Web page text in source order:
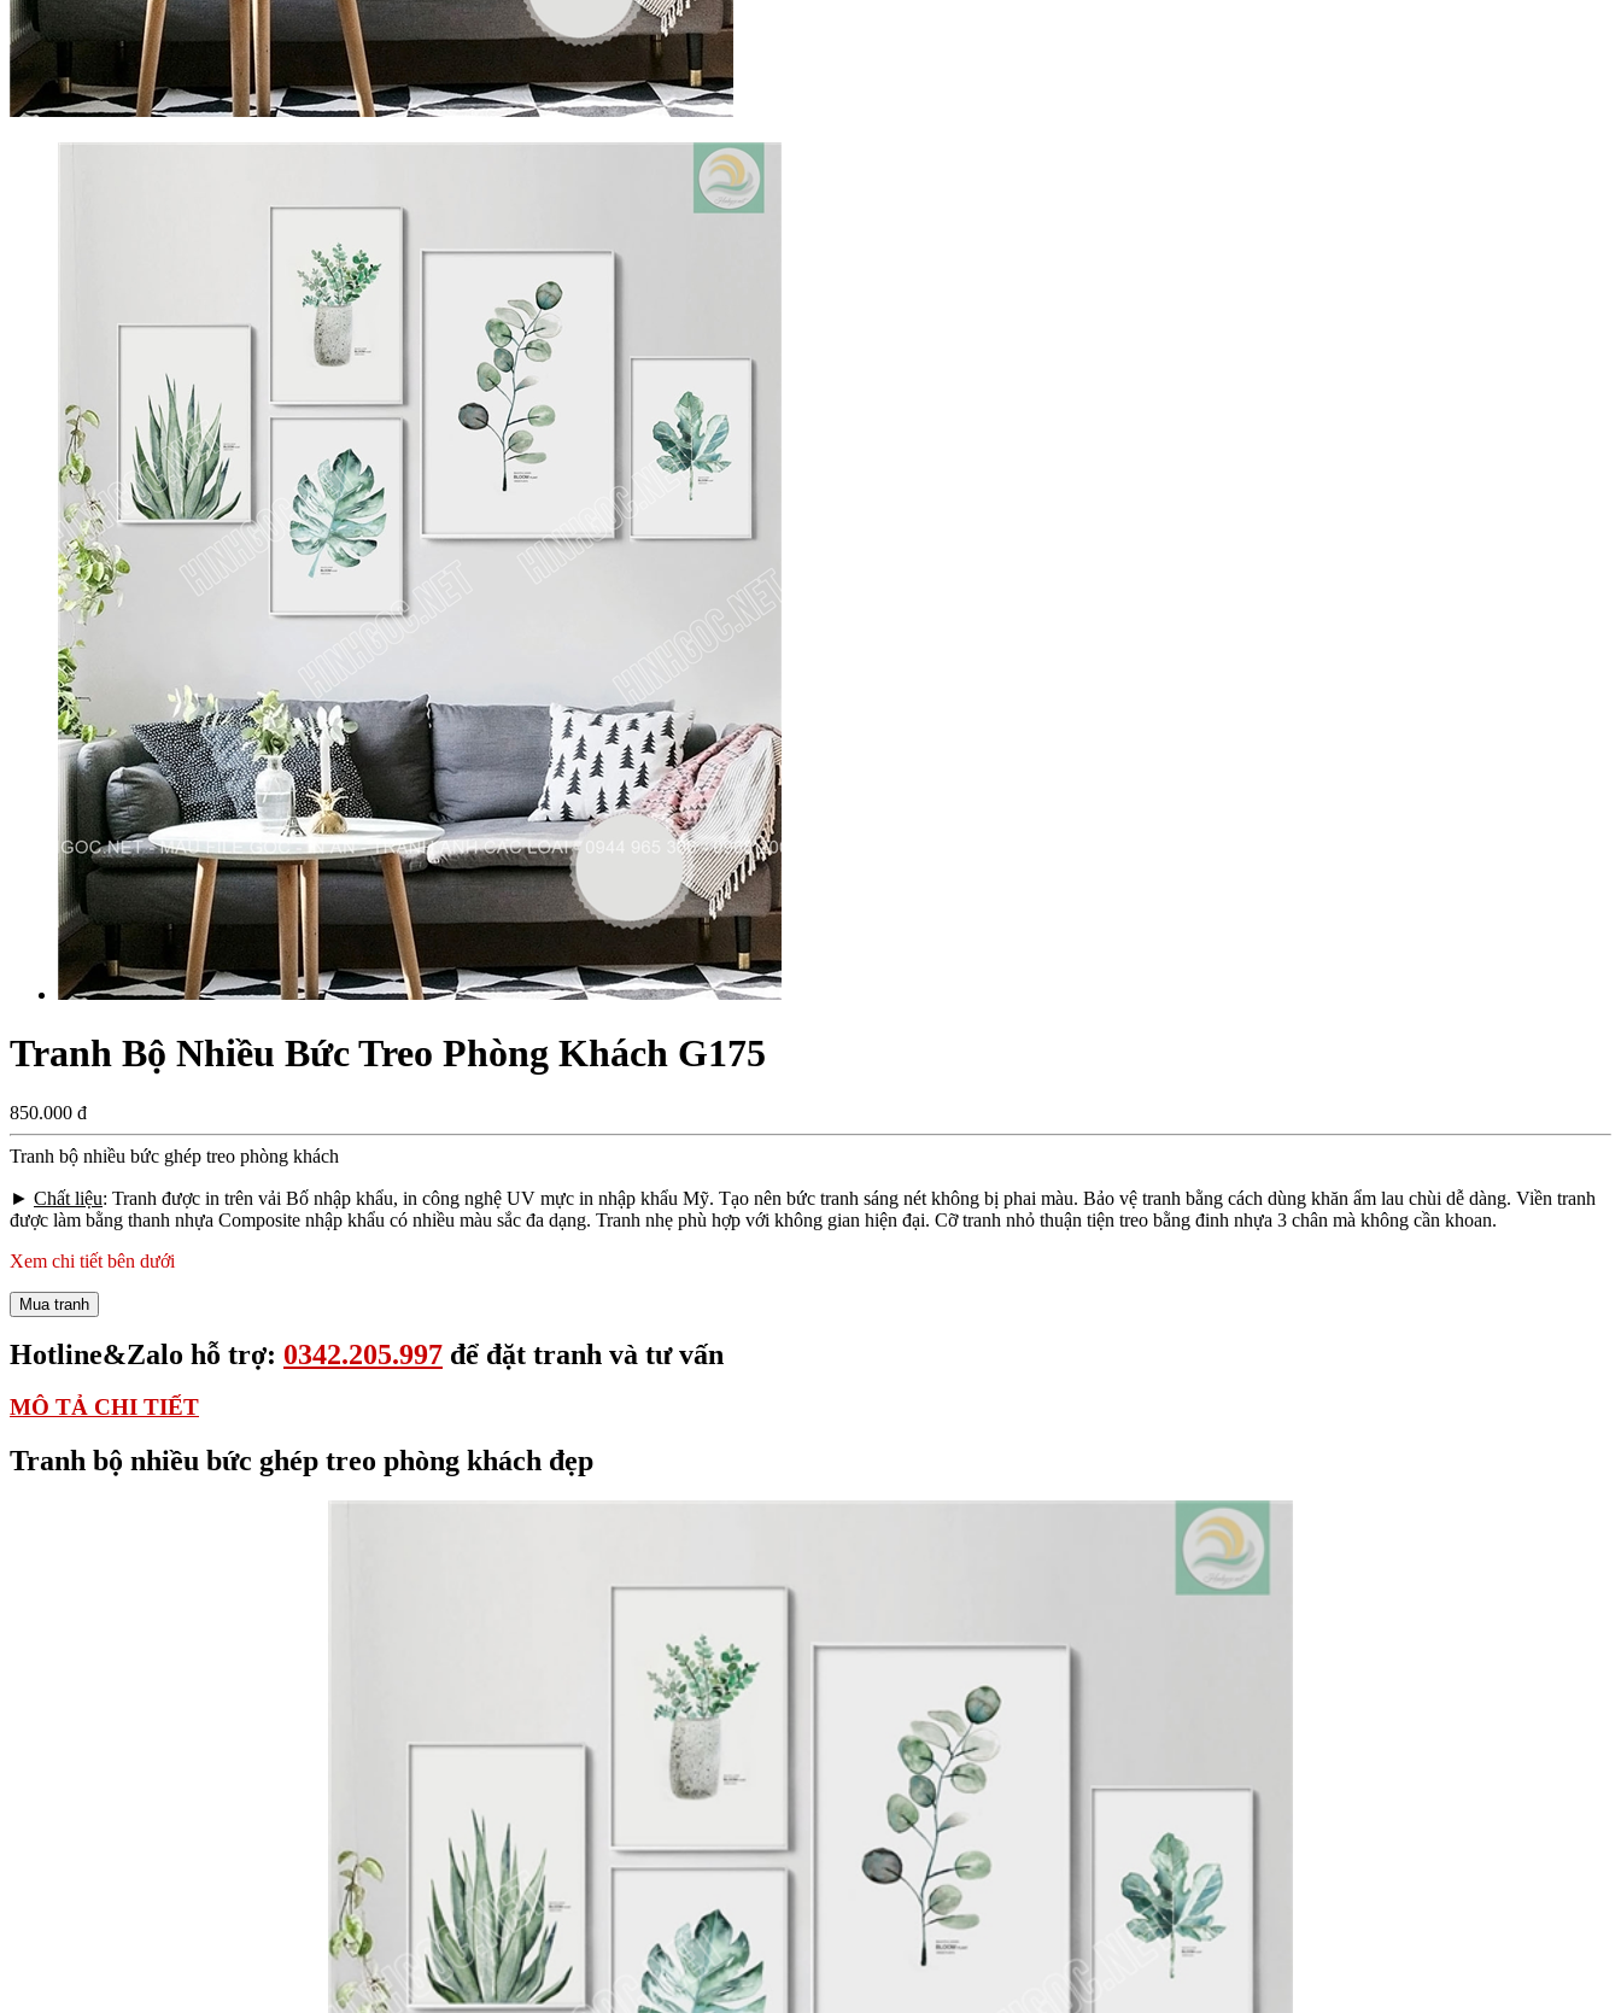
Tranh Bộ Nhiều Bức Treo Phòng Khách G175
850.000 đ
Tranh bộ nhiều bức ghép treo phòng khách
► Chất liệu: Tranh được in trên vải Bố nhập khẩu, in công nghệ UV mực in nhập khẩu Mỹ. Tạo nên bức tranh sáng nét không bị phai màu. Bảo vệ tranh bằng cách dùng khăn ẩm lau chùi dễ dàng. Viền tranh
được làm bằng thanh nhựa Composite nhập khẩu có nhiều màu sắc đa dạng. Tranh nhẹ phù hợp với không gian hiện đại. Cỡ tranh nhỏ thuận tiện treo bằng đinh nhựa 3 chân mà không cần khoan.
Xem chi tiết bên dưới
Mua tranh
Hotline&Zalo hỗ trợ: 0342.205.997 để đặt tranh và tư vấn
MÔ TẢ CHI TIẾT
Tranh bộ nhiều bức ghép treo phòng khách đẹp